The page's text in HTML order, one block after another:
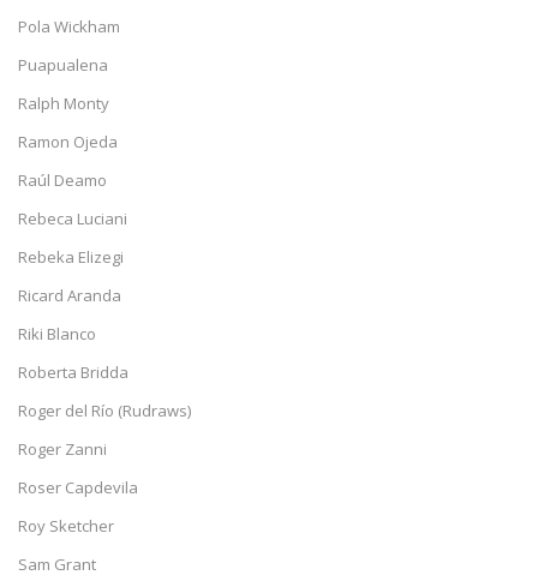
Pola Wickham
Puapualena
Ralph Monty
Ramon Ojeda
Raúl Deamo
Rebeca Luciani
Rebeka Elizegi
Ricard Aranda
Riki Blanco
Roberta Bridda
Roger del Río (Rudraws)
Roger Zanni
Roser Capdevila
Roy Sketcher
Sam Grant